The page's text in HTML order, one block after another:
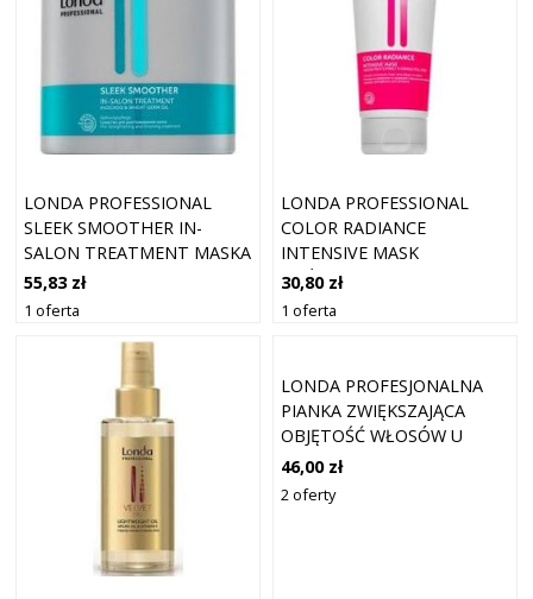
LONDA PROFESSIONAL
SLEEK SMOOTHER IN-
SALON TREATMENT MASKA
WYGŁADZAJĄCA PRZECIW
PUSZENIU SIĘ WŁOSÓW 750
55,83 zł
1 oferta
LONDA PROFESSIONAL
COLOR RADIANCE
INTENSIVE MASK
ODŻYWCZA MASKA DO
WŁOSÓW FARBOWANYCH
30,80 zł
1 oferta
LONDA PROFESJONALNA
PIANKA ZWIĘKSZAJĄCA
OBJĘTOŚĆ WŁOSÓW U
NASADY LIFT IT 200 ML
46,00 zł
2 oferty